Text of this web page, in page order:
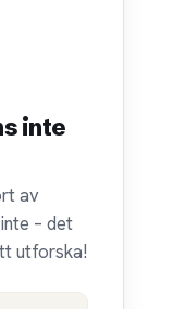
inte
av
– det
utforska!